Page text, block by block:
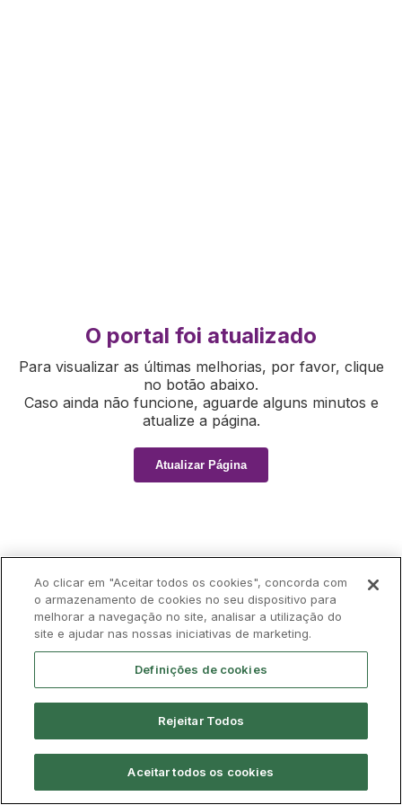
O portal foi atualizado
Para visualizar as últimas melhorias, por favor, clique
no botão abaixo.
Caso ainda não funcione, aguarde alguns minutos e
atualize a página.
Atualizar Página
Ao clicar em "Aceitar todos os cookies", concorda com
o armazenamento de cookies no seu dispositivo para
melhorar a navegação no site, analisar a utilização do
site e ajudar nas nossas iniciativas de marketing.
Definições de cookies
Rejeitar Todos
Aceitar todos os cookies